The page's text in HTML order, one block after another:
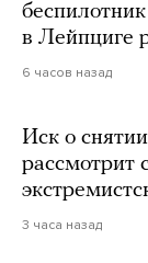
в Лейпциге
6 часов назад
Иск о
рассмотрит
3 часа назад